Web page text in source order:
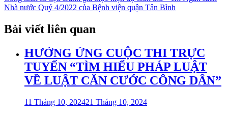
bài
viết
Nhà nước Quý 4/2022 của Bệnh viện quận Tân Bình
Bài viết liên quan
HƯỞNG ỨNG CUỘC THI TRỰC
TUYẾN “TÌM HIỂU PHÁP LUẬT
VỀ LUẬT CĂN CƯỚC CÔNG DÂN”
11 Tháng 10, 202421 Tháng 10, 2024